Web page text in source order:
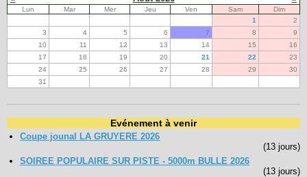
Lun Mar Mer Jeu Ven Sam
Dim
1
2
3
4 5 6 7 8
9
10
11 12 13 14 15
16
17
18 19 20 21 22
23
24
25 26 27 28 29
30
31
Evénement à venir
Coupe jounal LA GRUYERE 2026
(13 jours)
SOIREE POPULAIRE SUR PISTE - 5000m BULLE 2026
(13 jours)